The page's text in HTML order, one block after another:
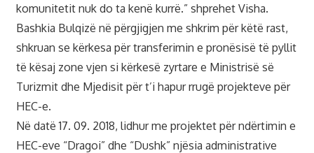
komunitetit nuk do ta kenë kurrë.” shprehet Visha.
Bashkia Bulqizë në përgjigjen me shkrim për këtë rast,
shkruan se kërkesa për transferimin e pronësisë të pyllit
të kësaj zone vjen si kërkesë zyrtare e Ministrisë së
Turizmit dhe Mjedisit për t’i hapur rrugë projekteve për
HEC-e.
Në datë 17. 09. 2018, lidhur me projektet për ndërtimin e
HEC-eve “Dragoi” dhe “Dushk” njësia administrative